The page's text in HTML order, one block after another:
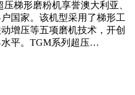
梯形磨粉机享誉澳大利亚、
国家。该机型采用了梯形工
增压等五项磨机技术，开创
平。TGM系列超压…